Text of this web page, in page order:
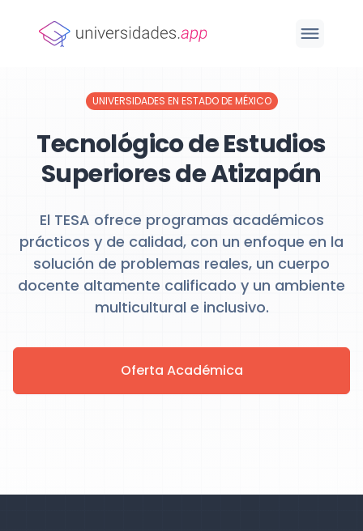
UNIVERSIDADES EN ESTADO DE MÉXICO
Tecnológico de Estudios
Superiores de Atizapán
El TESA ofrece programas académicos
prácticos y de calidad, con un enfoque en la
solución de problemas reales, un cuerpo
docente altamente calificado y un ambiente
multicultural e inclusivo.
Oferta Académica